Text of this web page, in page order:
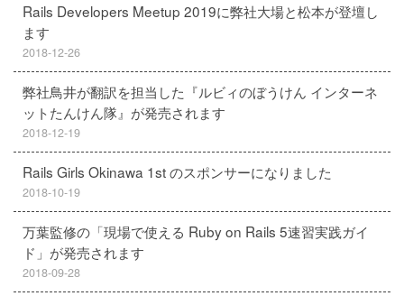
Rails Developers Meetup 2019に弊社大場と松本が登壇し
ます
2018-12-26
弊社鳥井が翻訳を担当した『ルビィのぼうけん インターネ
ットたんけん隊』が発売されます
2018-12-19
Rails Girls Okinawa 1st のスポンサーになりました
2018-10-19
万葉監修の「現場で使える Ruby on Rails 5速習実践ガイ
ド」が発売されます
2018-09-28